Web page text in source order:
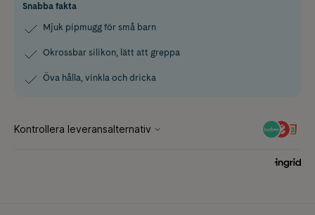
Snabba fakta
Mjuk pipmugg för små barn
Okrossbar silikon, lätt att greppa
Öva hålla, vinkla och dricka